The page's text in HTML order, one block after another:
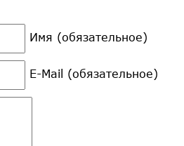
Имя (обязательное)
E-Mail (обязательное)